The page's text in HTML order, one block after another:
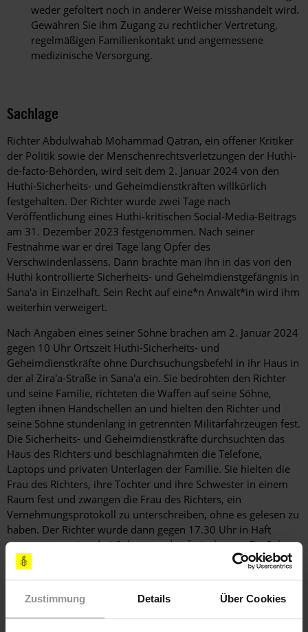
Zustimmung Details Über Cookies
weder gefoltert noch in anderer Weise misshandelt wird.
Gewähren Sie ihm Zugang zu rechtlicher Vertretung,
regelmäßigen Familienkontakt und angemessene
medizinische Versorgung.
Sachlage
Richter Abdulwahab Mohammad Qatran, ein offener Kritiker
der Politik sowie der Menschenrechtsverletzungen der Huthi-
de-facto-Behörden, wird seit dem 2. Januar 2024 von den
Huthi-Sicherheits- und Geheimdienstkräften willkürlich
festgehalten. Der Richter wurde zwei Tage nach
Veröffentlichung eines Huthi-kritischen Social-Media-Beitrags
am 31. Dezember 2023 festgenommen. Nach seiner
Festnahme war er drei Tage lang Opfer des
Verschwindenlassens. Dann brachte man ihn in das von den
Huthi kontrollierte Sicherheits- und Geheimdienstgefängnis in
Sana'a in Einzelhaft. Sein Recht auf eine*n Anwält*in wird ihm
weiterhin verweigert.
Nach Angaben eines seiner Söhne brachen am 2. Januar 2024
gegen 10 Uhr Ortszeit Huthi-Sicherheits- und
Geheimdienstkräfte ohne Durchsuchungsbefehl in ihr Haus in
der al Zira'a-Straße in Sana'a ein. Sie bedrohten den Richter
und seine Familie, richteten die Waffen auf seine Söhne,
legten ihnen Handschellen an und hielten den Richter und
seine Söhne stundenlang in getrennten Militärfahrzeugen fest.
Die Sicherheits- und Geheimdienstkräfte durchsuchten das
Haus des Richters und beschlagnahmten die Telefone,
Laptops und privaten Unterlagen der Familie. Sie hielten die
Frau des Richters, ihre Tochter und ihre Schwester in einem
Raum fest und zwangen die Frau des Richters, ein
Vernehmungsprotokoll zu unterschreiben, ohne es gelesen zu
haben. Der Richter wurde dann gegen 17.30 Uhr in Haft
genommen, seine drei Söhne wurden freigelassen. Ein Sohn
gab an, dass er, als die Sicherheits- und Geheimdienstkräfte
vollbeladen mit Alkohol sah, das der Nachbarschaft als
angeblicher Fund im Haus des Richters gezeigt wurde, um
seine Festnahme zu rechtfertigen. Im jemenitischen Strafrecht